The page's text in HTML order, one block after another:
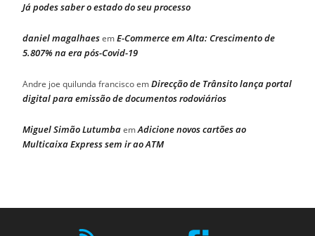
Já podes saber o estado do seu processo
daniel magalhaesemE-Commerce em Alta: Crescimento de
5.807% na era pós-Covid-19
Andre joe quilunda franciscoemDirecção de Trânsito lança portal
digital para emissão de documentos rodoviários
Miguel Simão LutumbaemAdicione novos cartões ao
Multicaixa Express sem ir ao ATM